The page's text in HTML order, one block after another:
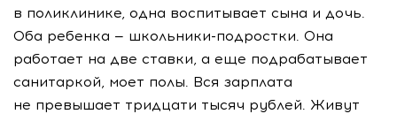
в поликлинике, одна воспитывает сына и дочь.
Оба ребенка — школьники-подростки. Она
работает на две ставки, а еще подрабатывает
санитаркой, моет полы. Вся зарплата
не превышает тридцати тысяч рублей. Живут